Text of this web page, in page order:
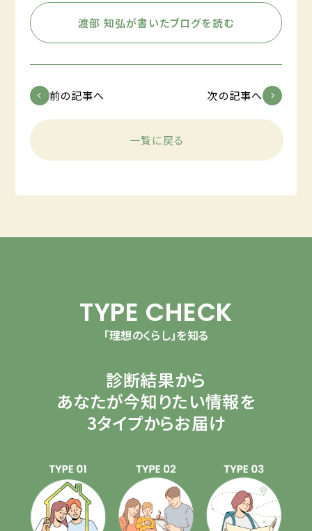
渡部 知弘が書いたブログを読む
前の記事へ 次の記事へ
一覧に戻る
TYPE CHECK
「理想のくらし」を知る
診断結果から
あなたが今知りたい情報を
3タイプからお届け